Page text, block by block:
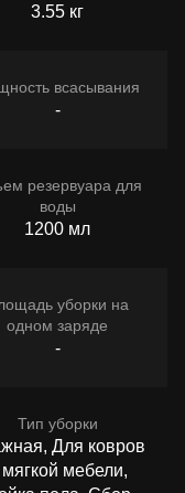
3.55 кг
всасывания
-
резервуара для
воды
1200 мл
уборки на
одном заряде
-
Тип уборки
Для ковров
мягкой мебели,